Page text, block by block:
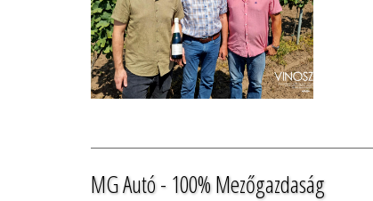
MG Autó - 100% Mezőgazdaság